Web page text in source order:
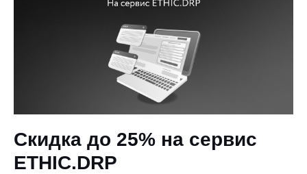
Скидка до 25% на сервис
ETHIC.DRP